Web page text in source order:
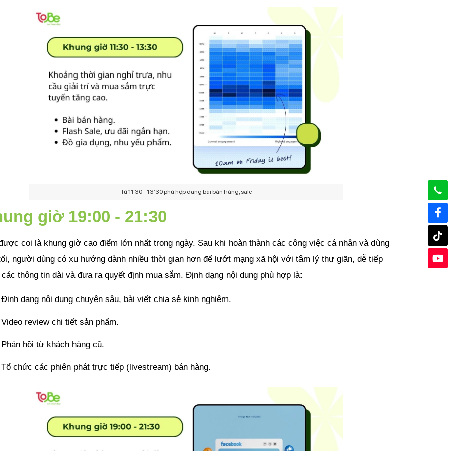
Từ 11:30 - 13:30 phù hợp đăng bài bán hàng, sale
giờ 19:00 - 21:30
coi là khung giờ cao điểm lớn nhất trong ngày. Sau khi hoàn thành các công việc cá nhân và dùng
người dùng có xu hướng dành nhiều thời gian hơn để lướt mạng xã hội với tâm lý thư giãn, dễ tiếp
thông tin dài và đưa ra quyết định mua sắm. Định dạng nội dung phù hợp là:
Định dạng nội dung chuyên sâu, bài viết chia sẻ kinh nghiệm.
Video review chi tiết sản phẩm.
Phản hồi từ khách hàng cũ.
Tổ chức các phiên phát trực tiếp (livestream) bán hàng.